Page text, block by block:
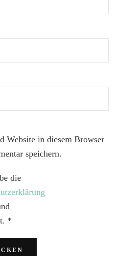
Website in diesem Browser
speichern.
die
*